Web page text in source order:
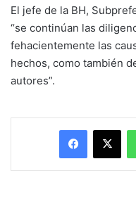
El jefe de la BH,
“se continúan las
fehacientemente las
hechos, como también
autores”.
Facebook
X